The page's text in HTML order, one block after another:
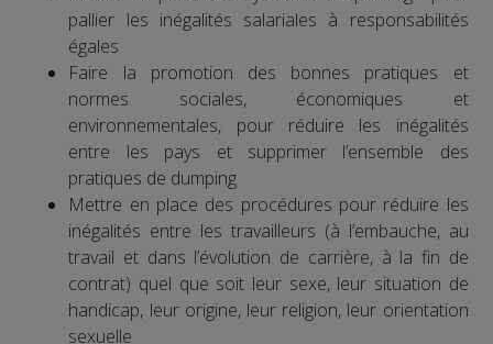
pallier les inégalités salariales à responsabilités
égales
Faire la promotion des bonnes pratiques et
normes sociales, économiques et
environnementales, pour réduire les inégalités
entre les pays et supprimer l’ensemble des
pratiques de dumping
Mettre en place des procédures pour réduire les
inégalités entre les travailleurs (à l’embauche, au
travail et dans l’évolution de carrière, à la fin de
contrat) quel que soit leur sexe, leur situation de
handicap, leur origine, leur religion, leur orientation
sexuelle